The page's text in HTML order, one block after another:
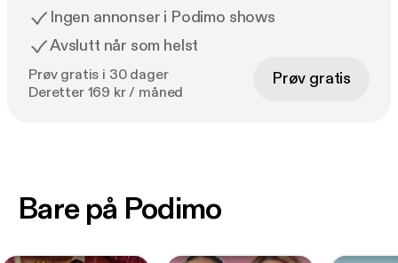
Ingen annonser i Podimo shows
Avslutt når som helst
Prøv gratis i 30 dager
Deretter 169 kr / måned
Prøv gratis
Bare på Podimo